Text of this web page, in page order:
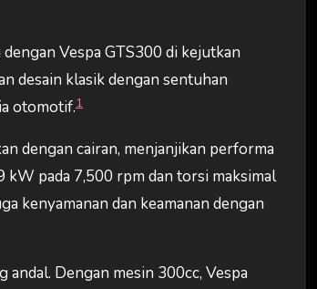
Vespa GTS300 di kejutkan
desain klasik dengan sentuhan
otomotif.1
dengan cairan, menjanjikan performa
kW pada 7,500 rpm dan torsi maksimal
kenyamanan dan keamanan dengan
andal. Dengan mesin 300cc, Vespa